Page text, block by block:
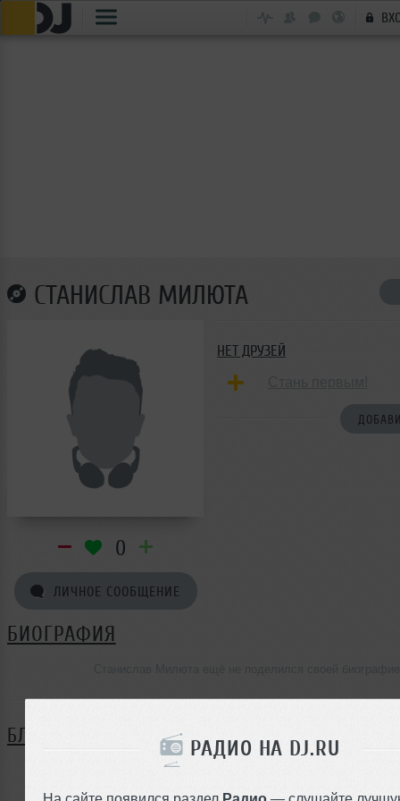
РАДИО НА DJ.RU
На сайте появился раздел Радио — слушайте
СТАНИСЛАВ МИЛЮТА
0
ЛИЧНОЕ СООБЩЕНИЕ
НЕТ ДРУЗЕЙ
БИОГРАФИЯ
БЛОГ